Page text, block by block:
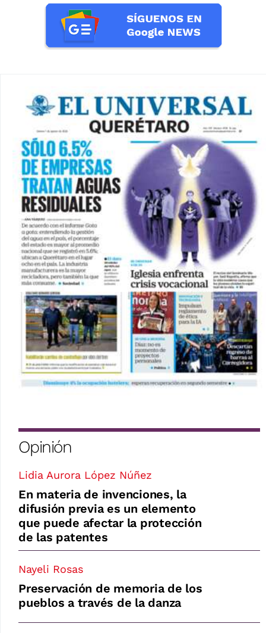
Opinión
Lidia Aurora López Núñez
En materia de invenciones, la
difusión previa es un elemento
que puede afectar la protección
de las patentes
Nayeli Rosas
Preservación de memoria de los
pueblos a través de la danza